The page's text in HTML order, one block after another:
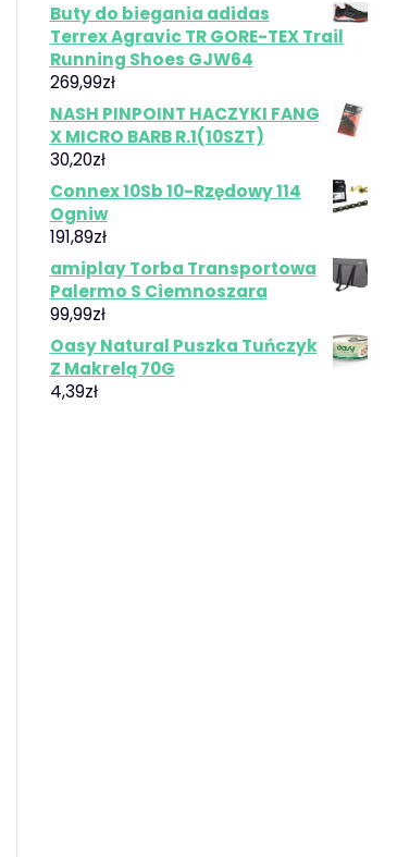
Buty do biegania adidas
Terrex Agravic TR GORE-TEX Trail
Running Shoes GJW64
269,99zł
NASH PINPOINT HACZYKI FANG
X MICRO BARB R.1(10SZT)
30,20zł
Connex 10Sb 10-Rzędowy 114
Ogniw
191,89zł
amiplay Torba Transportowa
Palermo S Ciemnoszara
99,99zł
Oasy Natural Puszka Tuńczyk
Z Makrelą 70G
4,39zł